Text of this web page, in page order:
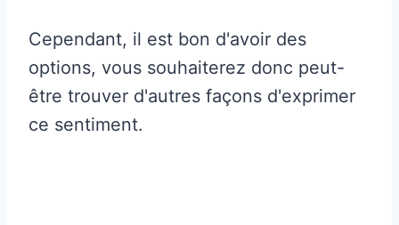
Cependant, il est bon d'avoir des
options, vous souhaiterez donc peut-
être trouver d'autres façons d'exprimer
ce sentiment.